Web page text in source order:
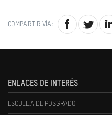
COMPARTIR VÍA:
ENLACES DE INTERÉS
ESCUELA DE POSGRADO